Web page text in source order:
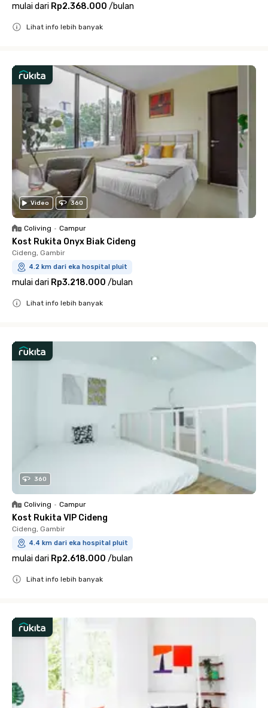
mulai dari Rp2.368.000 /bulan
Lihat info lebih banyak
Video 360
Coliving • Campur
Kost Rukita Onyx Biak Cideng
Cideng, Gambir
4.2 km dari eka hospital pluit
mulai dari Rp3.218.000 /bulan
Lihat info lebih banyak
360
Coliving • Campur
Kost Rukita VIP Cideng
Cideng, Gambir
4.4 km dari eka hospital pluit
mulai dari Rp2.618.000 /bulan
Lihat info lebih banyak